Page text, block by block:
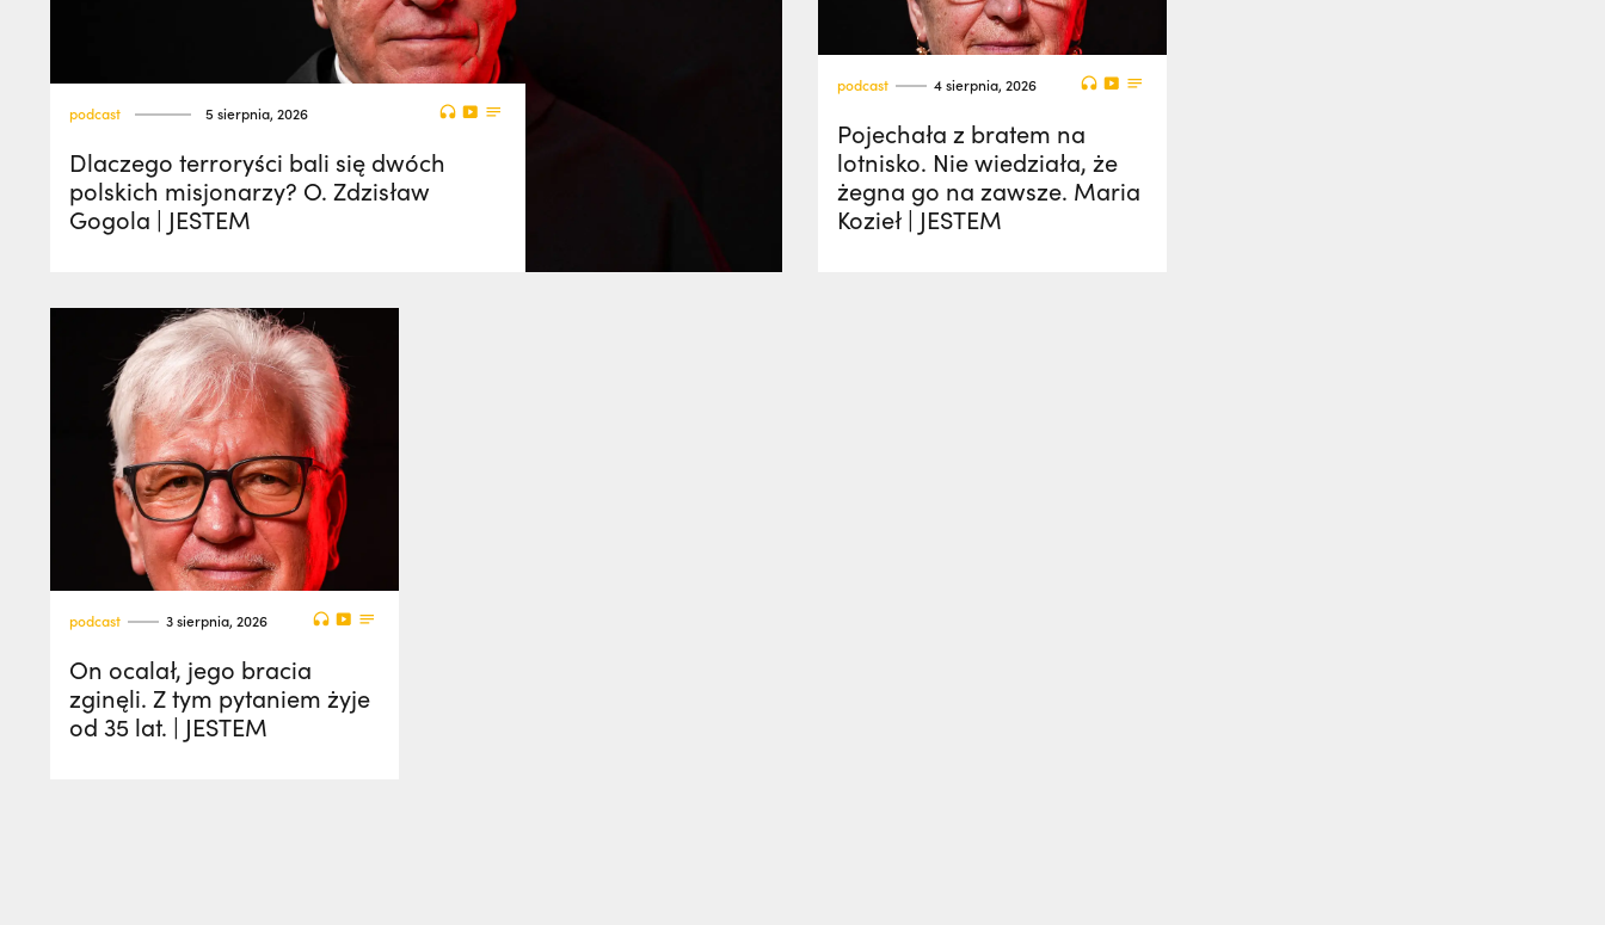
podcast 5 sierpnia, 2026
Dlaczego terroryści bali się dwóch
polskich misjonarzy? O. Zdzisław
Gogola | JESTEM
podcast 4 sierpnia, 2026
Pojechała z bratem na
lotnisko. Nie wiedziała, że
żegna go na zawsze. Maria
Kozieł | JESTEM
podcast 3 sierpnia, 2026
On ocalał, jego bracia
zginęli. Z tym pytaniem żyje
od 35 lat. | JESTEM